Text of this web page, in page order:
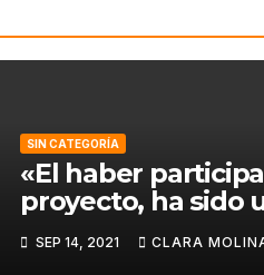
SIN CATEGORÍA
«El haber
proyecto, ha sido
mejores
vivido, pues a
SEP 14, 2021 CLARA